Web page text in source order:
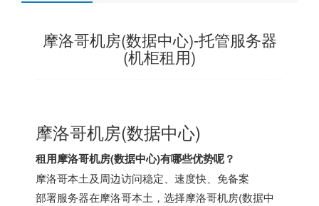
摩洛哥机房(数据中心)-托管服务器
(机柜租用)
摩洛哥机房(数据中心)
租用摩洛哥机房(数据中心)有哪些优势呢？
摩洛哥本土及周边访问稳定、速度快、免备案
部署服务器在摩洛哥本土，选择摩洛哥机房(数据中